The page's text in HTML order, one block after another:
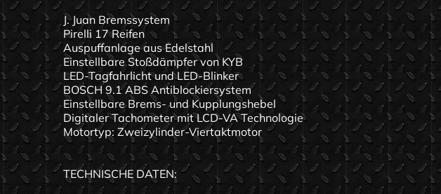
J. Juan Bremssystem
Pirelli 17 Reifen
Auspuffanlage aus Edelstahl
Einstellbare Stoßdämpfer von KYB
LED-Tagfahrlicht und LED-Blinker
BOSCH 9.1 ABS Antiblockiersystem
Einstellbare Brems- und Kupplungshebel
Digitaler Tachometer mit LCD-VA Technologie
Motortyp: Zweizylinder-Viertaktmotor
TECHNISCHE DATEN: